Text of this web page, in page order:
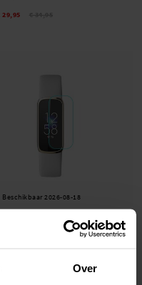
Over
29,95
Beschikbaar 2026-08-18
Fitbit Luxe Screenprotector